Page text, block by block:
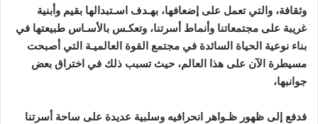
وثقافة، والتي تعمل على إضعافها، بهـدف اسـتبدالها بقيم وأبنية
غريبة على مجتمعاتنا وأنماط أسرتنا، وتعكـس بالأسـاس طبيعتها في
بناء نوعية الحياة السائدة في مجتمع القوة العالميـة التي أصبحت
مسيطرة الآن على هذا العالم، حيث تسبب ذلك في اختراق بعض
جوانبها،
فدفع إلى ظهور ظـواهر انحرافيه وسلبية عديدة على ساحة أسرتنا